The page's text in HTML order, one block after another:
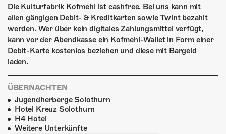
Die Kulturfabrik Kofmehl ist cashfree. Bei uns kann mit
allen gängigen Debit- & Kreditkarten sowie Twint bezahlt
werden. Wer über kein digitales Zahlungsmittel verfügt,
kann vor der Abendkasse ein Kofmehl-Wallet in Form einer
Debit-Karte kostenlos beziehen und diese mit Bargeld
laden.
ÜBERNACHTEN
Jugendherberge Solothurn
Hotel Kreuz Solothurn
H4 Hotel
Weitere Unterkünfte